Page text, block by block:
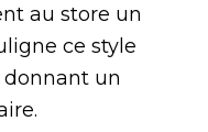
au store un
ce style
un